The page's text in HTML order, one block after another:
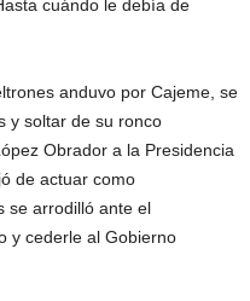
cuándo le debía de
anduvo por Cajeme, se
y soltar de su ronco
Obrador a la Presidencia
de actuar como
se arrodilló ante el
y cederle al Gobierno